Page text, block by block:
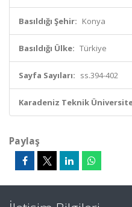
Basıldığı Şehir: Konya
Basıldığı Ülke: Türkiye
Sayfa Sayıları: ss.394-402
Karadeniz Teknik
Paylaş